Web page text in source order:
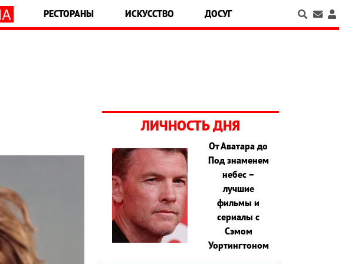
РЕСТОРАНЫ ИСКУССТВО ДОСУГ
ЛИЧНОСТЬ ДНЯ
От Аватара до
Под знаменем
небес –
лучшие
фильмы и
сериалы с
Сэмом
Уортингтоном